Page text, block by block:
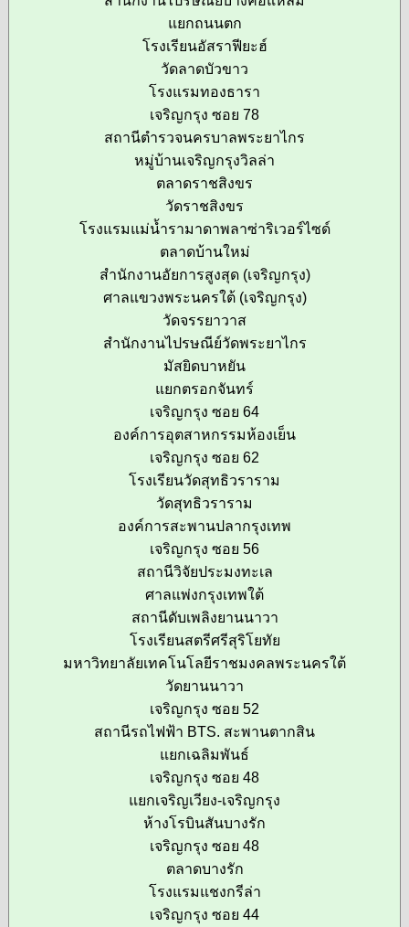
แยกถนนตก
โรงเรียนอัสราฟียะฮ์
วัดลาดบัวขาว
โรงแรมทองธารา
เจริญกรุง ซอย 78
สถานีตำรวจนครบาลพระยาไกร
หมู่บ้านเจริญกรุงวิลล่า
ตลาดราชสิงขร
วัดราชสิงขร
โรงแรมแม่น้ำรามาดาพลาซ่าริเวอร์ไซด์
ตลาดบ้านใหม่
สำนักงานอัยการสูงสุด (เจริญกรุง)
ศาลแขวงพระนครใต้ (เจริญกรุง)
วัดจรรยาวาส
สำนักงานไปรษณีย์วัดพระยาไกร
มัสยิดบาหยัน
แยกตรอกจันทร์
เจริญกรุง ซอย 64
องค์การอุตสาหกรรมห้องเย็น
เจริญกรุง ซอย 62
โรงเรียนวัดสุทธิวราราม
วัดสุทธิวราราม
องค์การสะพานปลากรุงเทพ
เจริญกรุง ซอย 56
สถานีวิจัยประมงทะเล
ศาลแพ่งกรุงเทพใต้
สถานีดับเพลิงยานนาวา
โรงเรียนสตรีศรีสุริโยทัย
มหาวิทยาลัยเทคโนโลยีราชมงคลพระนครใต้
วัดยานนาวา
เจริญกรุง ซอย 52
สถานีรถไฟฟ้า BTS. สะพานตากสิน
แยกเฉลิมพันธ์
เจริญกรุง ซอย 48
แยกเจริญเวียง-เจริญกรุง
ห้างโรบินสันบางรัก
เจริญกรุง ซอย 48
ตลาดบางรัก
โรงแรมแชงกรีล่า
เจริญกรุง ซอย 44